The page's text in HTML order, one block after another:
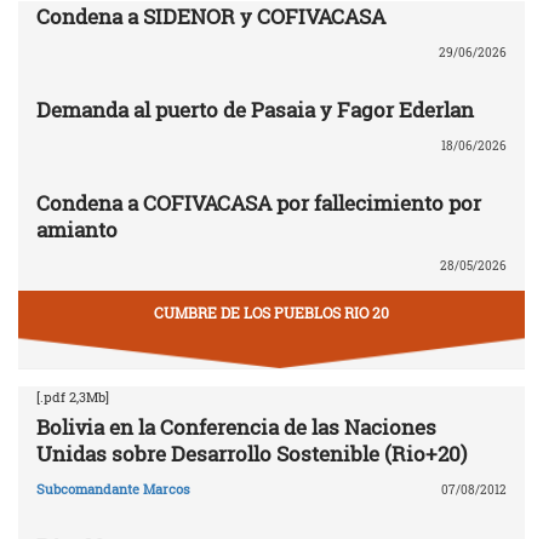
Condena a SIDENOR y COFIVACASA
29/06/2026
Demanda al puerto de Pasaia y Fagor Ederlan
18/06/2026
Condena a COFIVACASA por fallecimiento por
amianto
28/05/2026
CUMBRE DE LOS PUEBLOS RIO 20
[.pdf 2,3Mb]
Bolivia en la Conferencia de las Naciones
Unidas sobre Desarrollo Sostenible (Rio+20)
Subcomandante Marcos 07/08/2012